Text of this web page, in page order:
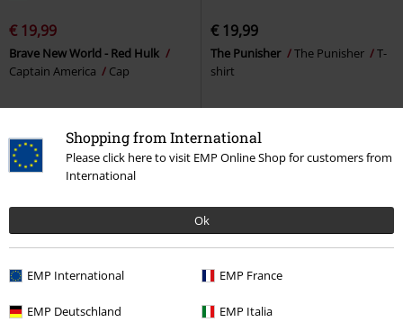
Shopping from International
Please click here to visit EMP Online Shop for customers from
International
Ok
EMP International EMP France
EMP Deutschland EMP Italia
€ 19,99
Brave New World - Red Hulk
Captain America
Cap
€ 19,99
The Punisher The Punisher
T-
shirt